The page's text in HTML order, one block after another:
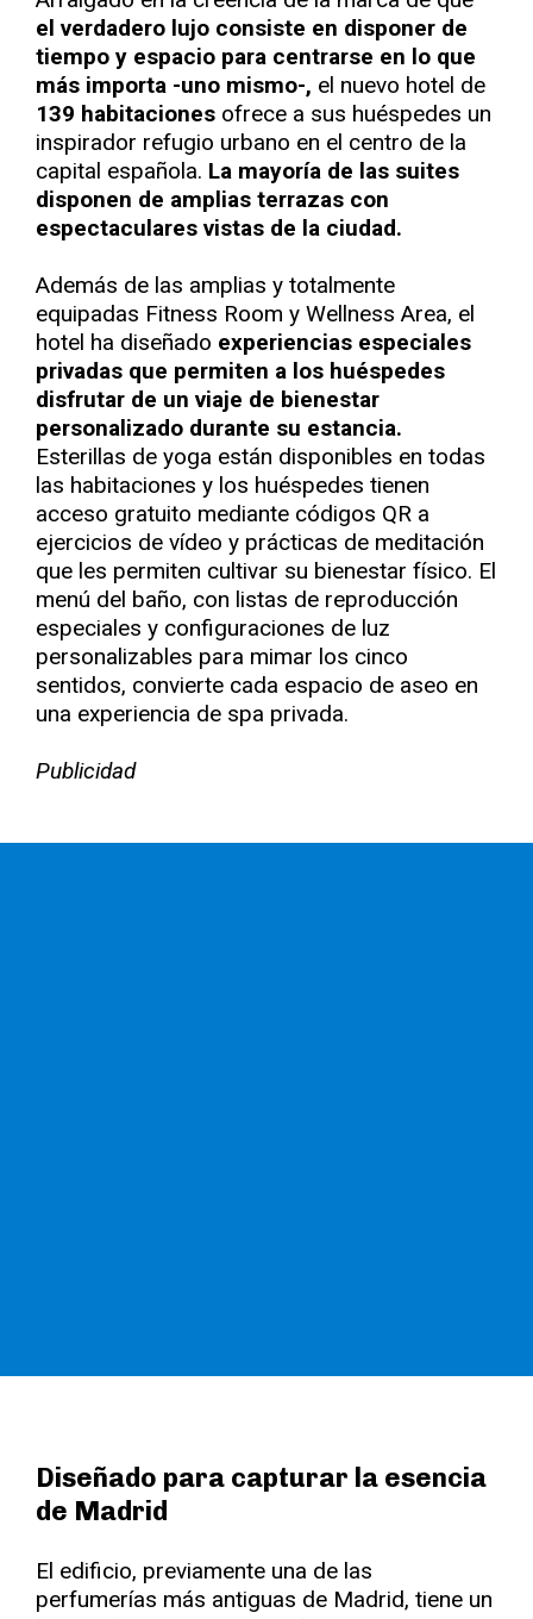
el verdadero lujo consiste en disponer de
tiempo y espacio para centrarse en lo que
más importa -uno mismo-, el nuevo hotel de
139 habitaciones ofrece a sus huéspedes un
inspirador refugio urbano en el centro de la
capital española. La mayoría de las suites
disponen de amplias terrazas con
espectaculares vistas de la ciudad.
Además de las amplias y totalmente
equipadas Fitness Room y Wellness Area, el
hotel ha diseñado experiencias especiales
privadas que permiten a los huéspedes
disfrutar de un viaje de bienestar
personalizado durante su estancia.
Esterillas de yoga están disponibles en todas
las habitaciones y los huéspedes tienen
acceso gratuito mediante códigos QR a
ejercicios de vídeo y prácticas de meditación
que les permiten cultivar su bienestar físico. El
menú del baño, con listas de reproducción
especiales y configuraciones de luz
personalizables para mimar los cinco
sentidos, convierte cada espacio de aseo en
una experiencia de spa privada.
Publicidad
Diseñado para capturar la esencia
de Madrid
El edificio, previamente una de las
perfumerías más antiguas de Madrid, tiene un